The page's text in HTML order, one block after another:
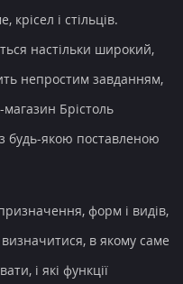
крісел і стільців.
настільки широкий,
непростим завданням,
Брістоль
будь-якою поставленою
форм і видів,
в якому саме
і які функції